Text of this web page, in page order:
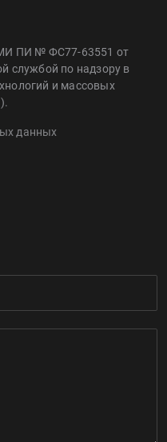
ПИ № ФС77-63551 от
службой по надзору в
и массовых
данных